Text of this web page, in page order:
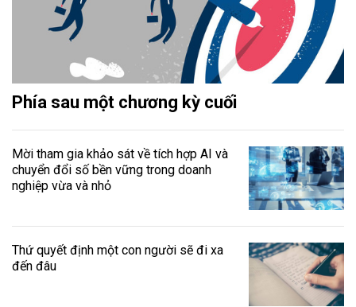
Phía sau một chương kỳ cuối
Mời tham gia khảo sát về tích hợp AI và
chuyển đổi số bền vững trong doanh
nghiệp vừa và nhỏ
Thứ quyết định một con người sẽ đi xa
đến đâu